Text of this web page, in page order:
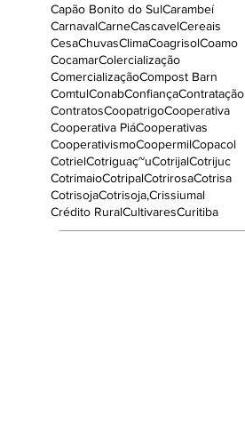
Capão Bonito do SulCarambeí
CarnavalCarneCascavelCereais
CesaChuvasClimaCoagrisolCoamo
CocamarColercialização
ComercializaçãoCompost Barn
ComtulConabConfiançaContratação
ContratosCoopatrigoCooperativa
Cooperativa PiáCooperativas
CooperativismoCoopermilCopacol
CotrielCotriguaç~uCotrijalCotrijuc
CotrimaioCotripalCotrirosaCotrisa
CotrisojaCotrisoja,Crissiumal
Crédito RuralCultivaresCuritiba